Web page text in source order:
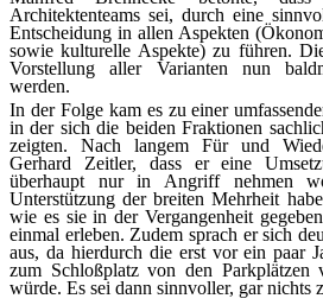
Architektenteams sei, durch eine
Entscheidung in allen Aspekten
sowie kulturelle Aspekte) zu führen.
Vorstellung aller Varianten nun
werden.
In der Folge kam es zu einer
in der sich die beiden Fraktionen
zeigten. Nach langem Für und
Gerhard Zeitler, dass er eine
überhaupt nur in Angriff nehmen
Unterstützung derbreiten Mehrheit
wie es sie in der Vergangenheit
einmal erleben. Zudem sprach er sich
aus, da hierdurch die erst vor ein paar
zum Schloßplatz von den Parkplätzen
würde. Es sei dann sinnvoller, gar nichts